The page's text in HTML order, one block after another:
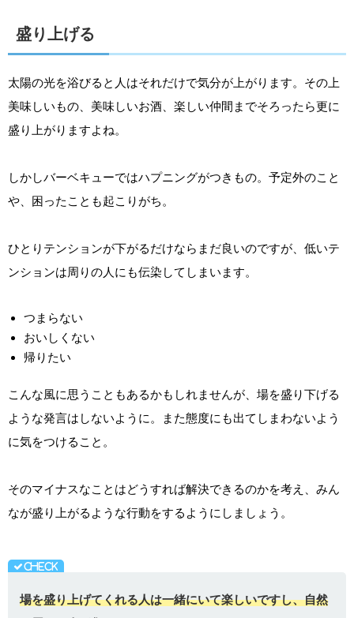
盛り上げる
太陽の光を浴びると人はそれだけで気分が上がります。その上
美味しいもの、美味しいお酒、楽しい仲間までそろったら更に
盛り上がりますよね。
しかしバーベキューではハプニングがつきもの。予定外のこと
や、困ったことも起こりがち。
ひとりテンションが下がるだけならまだ良いのですが、低いテ
ンションは周りの人にも伝染してしまいます。
つまらない
おいしくない
帰りたい
こんな風に思うこともあるかもしれませんが、場を盛り下げる
ような発言はしないように。また態度にも出てしまわないよう
に気をつけること。
そのマイナスなことはどうすれば解決できるのかを考え、みん
なが盛り上がるような行動をするようにしましょう。
場を盛り上げてくれる人は一緒にいて楽しいですし、自然